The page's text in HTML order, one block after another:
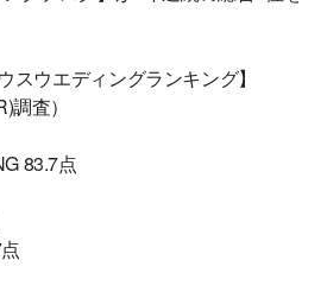
スウエディングランキング】
調査）
83.7点